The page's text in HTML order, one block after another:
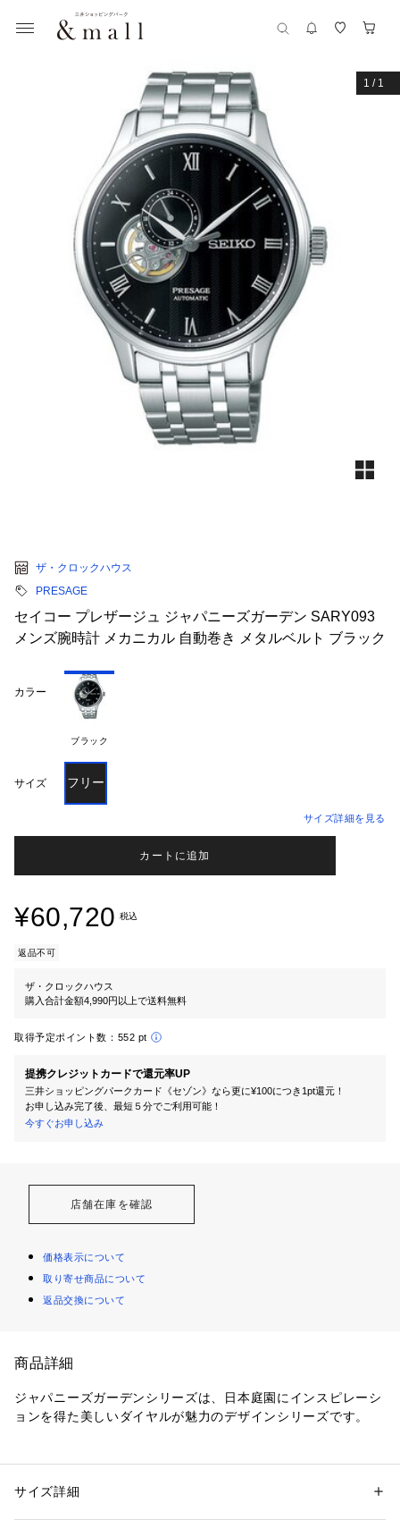
1 / 1
ザ・クロックハウス
PRESAGE
セイコー プレザージュ ジャパニーズガーデン SARY093
メンズ腕時計 メカニカル 自動巻き メタルベルト ブラック
カラー
ブラック
サイズ フリー
サイズ詳細を見る
カートに追加
¥60,720 税込
返品不可
ザ・クロックハウス
購入合計金額4,990円以上で送料無料
取得予定ポイント数： 552 pt
提携クレジットカードで還元率UP
三井ショッピングパークカード《セゾン》なら更に¥100につき1pt還元！
お申し込み完了後、最短５分でご利用可能！
今すぐお申し込み
店舗在庫を確認
価格表示について
取り寄せ商品について
返品交換について
商品詳細
ジャパニーズガーデンシリーズは、日本庭園にインスピレーシ
ョンを得た美しいダイヤルが魅力のデザインシリーズです。
清らかで美しいデザインに仕上げています。
性別：メンズ
サイズ詳細